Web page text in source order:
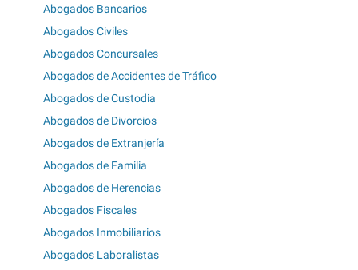
Abogados Bancarios
Abogados Civiles
Abogados Concursales
Abogados de Accidentes de Tráfico
Abogados de Custodia
Abogados de Divorcios
Abogados de Extranjería
Abogados de Familia
Abogados de Herencias
Abogados Fiscales
Abogados Inmobiliarios
Abogados Laboralistas